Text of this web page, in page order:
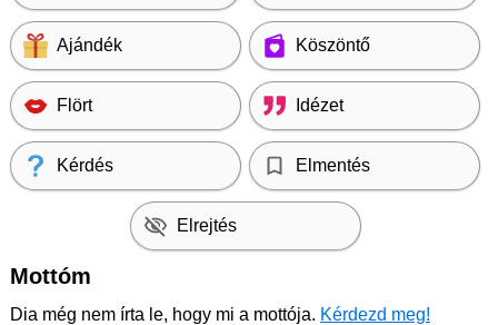
Ajándék Köszöntő
Flört Idézet
Kérdés Elmentés
Elrejtés
Mottóm
Dia még nem írta le, hogy mi a mottója. Kérdezd meg!